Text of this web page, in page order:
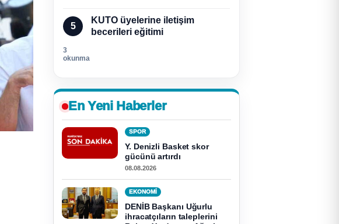
5
KUTO üyelerine iletişim
becerileri eğitimi
3
okunma
En Yeni Haberler
SPOR
Y. Denizli Basket skor
gücünü artırdı
08.08.2026
EKONOMI
DENİB Başkanı Uğurlu
ihracatçıların taleplerini